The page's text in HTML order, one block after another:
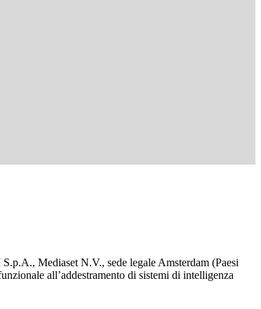
Mediaset N.V., sede legale Amsterdam (Paesi
all’addestramento di sistemi di intelligenza